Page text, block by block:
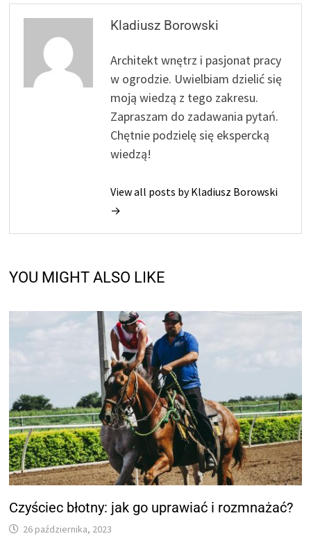
Kladiusz Borowski
Architekt wnętrz i pasjonat pracy
w ogrodzie. Uwielbiam dzielić się
moją wiedzą z tego zakresu.
Zapraszam do zadawania pytań.
Chętnie podzielę się ekspercką
wiedzą!
View all posts by Kladiusz Borowski
→
YOU MIGHT ALSO LIKE
Czyściec błotny: jak go uprawiać i rozmnażać?
26 października, 2023